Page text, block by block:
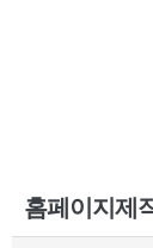
홈페이지제